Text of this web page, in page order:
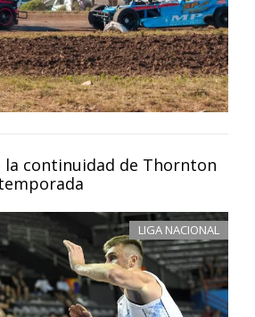
la continuidad de Thornton
LIGA NACIONAL